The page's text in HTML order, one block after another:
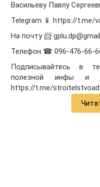
Васильеву Павлу
Telegram 📱 https://t.me/
На почту 📨
Телефон ☎ 096-476-66-
Подписывайтесь в
полезной инфы и
https://t.me/